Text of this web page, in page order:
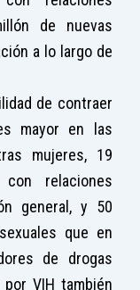
de nuevas
a lo largo de
de contraer
mayor en las
mujeres, 19
relaciones
general, y 50
que en
de drogas
VIH también